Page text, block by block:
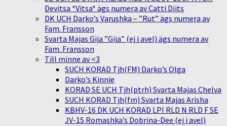
Devitsa *Vitsa* ägs numera av Catti Diits
DK UCH Darko’s Varushka – ”Rut” ägs numera av
Fam. Fransson
Svarta Majas Gija ”Gija” (ej i avel) ägs numera av
Fam. Fransson
Till minne av <3
SUCH KORAD Tjh(FM) Darko’s Olga
Darko’s Kinnie
KORAD SE UCH Tjh(ptrh) Svarta Majas Chelva
SUCH KORAD Tjh(fm) Svarta Majas Arisha
KBHV-16 DK UCH KORAD LPI RLD N RLD F SE
JV-15 Romashka’s Dobrina-Dee (ej i avel)